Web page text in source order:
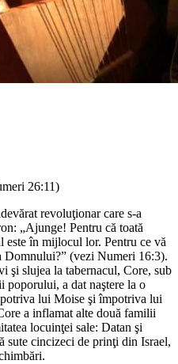
26:11)
revoluţionar care s-a
„Ajunge! Pentru că toată
este în mijlocul lor. Pentru ce vă
Domnului?” (vezi Numeri 16:3).
şi slujea la tabernacul, Core, sub
poporului, a dat naştere la o
lui Moise şi împotriva lui
a inflamat alte două familii
locuinţei sale: Datan şi
sute cincizeci de prinţi din Israel,